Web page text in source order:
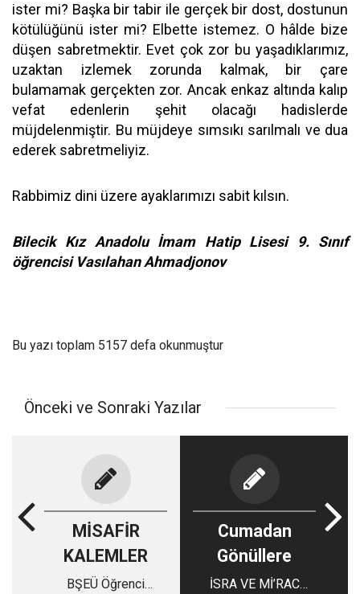
ister mi? Başka bir tabir ile gerçek bir dost, dostunun
kötülüğünü ister mi? Elbette istemez. O hâlde bize
düşen sabretmektir. Evet çok zor bu yaşadıklarımız,
uzaktan izlemek zorunda kalmak, bir çare
bulamamak gerçekten zor. Ancak enkaz altında kalıp
vefat edenlerin şehit olacağı hadislerde
müjdelenmiştir. Bu müjdeye sımsıkı sarılmalı ve dua
ederek sabretmeliyiz.
Rabbimiz dini üzere ayaklarımızı sabit kılsın.
Bilecik Kız Anadolu İmam Hatip Lisesi 9. Sınıf
öğrencisi Vasılahan Ahmadjonov
Bu yazı toplam 5157 defa okunmuştur
Önceki ve Sonraki Yazılar
MİSAFİR
KALEMLER
BŞEÜ Öğrenci
Cumadan
Gönüllere
İSRA VE Mİ’RAC